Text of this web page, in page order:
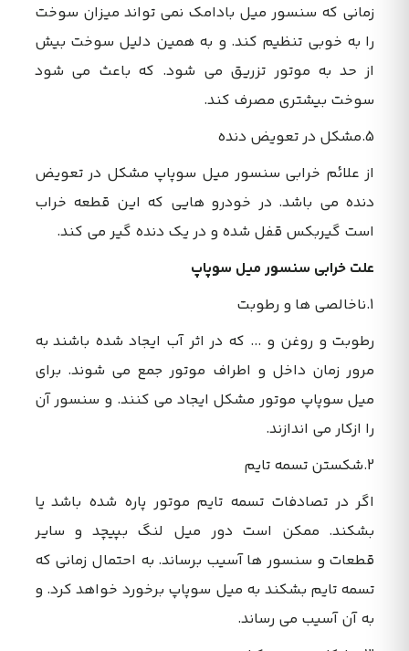
زمانی که سنسور میل بادامک نمی تواند میزان سوخت
را به خوبی تنظیم کند. و به همین دلیل سوخت بیش
از حد به موتور تزریق می شود. که باعث می شود
سوخت بیشتری مصرف کند.
5.مشکل در تعویض دنده
از علائم خرابی سنسور میل سوپاپ مشکل در تعویض
دنده می باشد. در خودرو هایی که این قطعه خراب
است گیربکس قفل شده و در یک دنده گیر می کند.
علت خرابی سنسور میل سوپاپ
1.ناخالصی ها و رطوبت
رطوبت و روغن و ... که در اثر آب ایجاد شده باشند به
مرور زمان داخل و اطراف موتور جمع می شوند. برای
میل سوپاپ موتور مشکل ایجاد می کنند. و سنسور آن
را ازکار می اندازند.
2.شکستن تسمه تایم
اگر در تصادفات تسمه تایم موتور پاره شده باشد یا
بشکند. ممکن است دور میل لنگ بپیچد و سایر
قطعات و سنسور ها آسیب برساند. به احتمال زمانی که
تسمه تایم بشکند به میل سوپاپ برخورد خواهد کرد. و
به آن آسیب می رساند.